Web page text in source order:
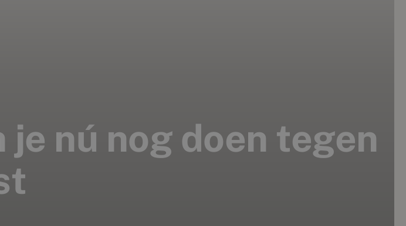
nú nog doen tegen